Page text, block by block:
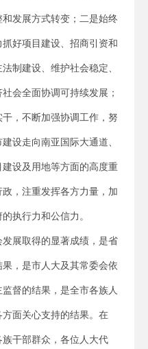
发展方式转变；二是始终
好项目建设、招商引资和
制建设、维护社会稳定、
会全面协调可持续发展；
，不断加强协调工作，努
设走向南亚国际大通道、
设及用地等方面的高度重
，注重发挥各方力量，加
执行力和公信力。
展取得的显著成绩，是省
，是市人大及其常委会依
督的结果，是全市各族人
面关心支持的结果。在
干部群众，各位人大代